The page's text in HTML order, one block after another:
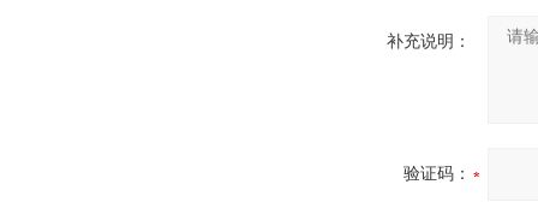
补充说明：
验证码：